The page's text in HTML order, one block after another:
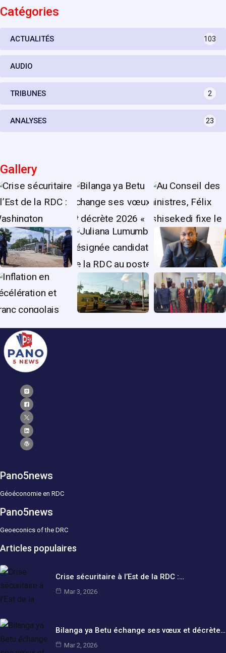
Catégories
ACTUALITÉS 103
AUDIO
TRIBUNES 2
ANALYSES 23
Gallery
Pano5news
Géoéconomie en RDC
Pano5news
Geoeconics of the DRC
Articles populaires
Crise sécuritaire à l’Est de la RDC :…
Mar 3, 2026
Bilanga ya Betu échange ses vœux et décrète…
Mar 2, 2026